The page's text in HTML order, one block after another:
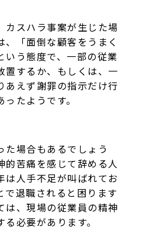
カスハラ事案が生じた場
、「面倒な顧客をうまく
いう態度で、一部の従業
置するか、もしくは、一
あえず謝罪の指示だけ行
たようです。
た場合もあるでしょう
的苦痛を感じて辞める人
は人手不足が叫ばれてお
で退職されると困ります
は、現場の従業員の精神
必要があります。